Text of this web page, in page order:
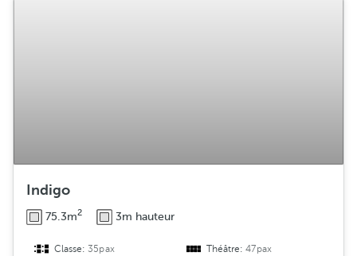
Indigo
75.3m2 3m hauteur
Classe:35pax Théâtre:47pax